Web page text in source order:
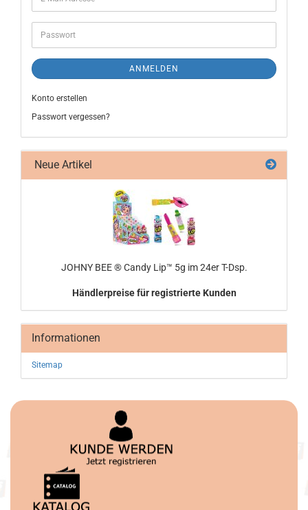
ANMELDEN
Konto erstellen
Passwort vergessen?
Neue Artikel
JOHNY BEE ® Candy Lip™ 5g im 24er T-Dsp.
Händlerpreise für registrierte Kunden
Informationen
Sitemap